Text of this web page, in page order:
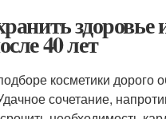
здоровье
40 лет
косметики дорого
сочетание,